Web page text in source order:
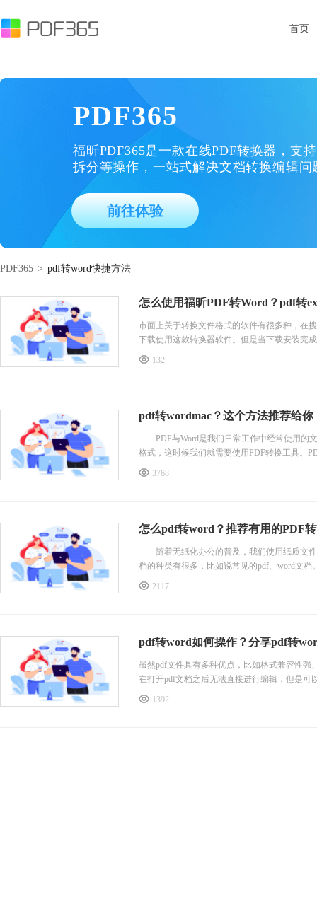
首页
PDF365
福昕PDF365是一款在线PDF转换器，支
拆分等操作，一站式解决文档转换编辑问
前往体验
PDF365 > pdf转word快捷方法
怎么使用福昕PDF转Word？pdf转
市面上关于转换文件格式的软件有很多种，在
下载使用这款转换器软件。但是当下载安装完
132
pdf转wordmac？这个方法推荐给你
PDF与Word是我们日常工作中经常使用的文
格式，这时候我们就需要使用PDF转换工具。
3768
怎么pdf转word？推荐有用的PDF
随着无纸化办公的普及，我们使用纸质文件
档的种类有很多，比如说常见的pdf、word文
2117
pdf转word如何操作？分享pdf转
虽然pdf文件具有多种优点，比如格式兼容性
在打开pdf文档之后无法直接进行编辑，但是可
1392